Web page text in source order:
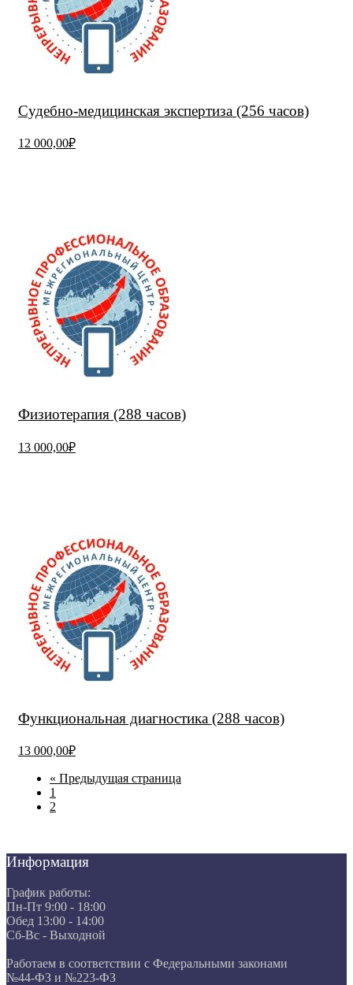
Судебно-медицинская экспертиза (256 часов)
12 000,00₽
Физиотерапия (288 часов)
13 000,00₽
Функциональная диагностика (288 часов)
13 000,00₽
« Предыдущая страница
1
2
Информация
График работы:
Пн-Пт 9:00 - 18:00
Обед 13:00 - 14:00
Сб-Вс - Выходной
Работаем в соответствии с Федеральными законами
№44-ФЗ и №223-ФЗ